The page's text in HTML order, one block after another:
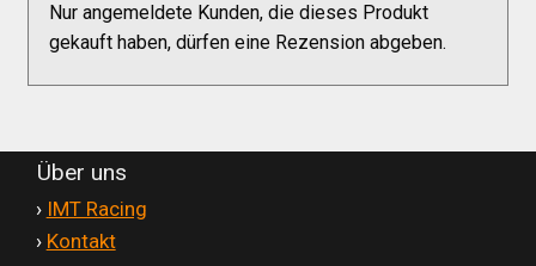
Zahlungsarten
Nur angemeldete Kunden, die dieses Produkt
gekauft haben, dürfen eine Rezension abgeben.
Über uns
› IMT Racing
› Kontakt